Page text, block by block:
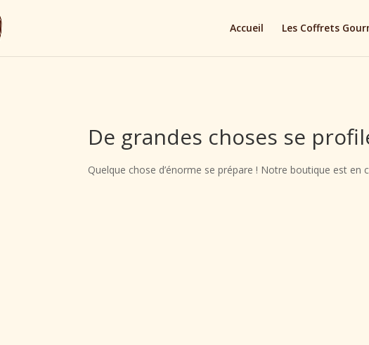
Accueil Les Coffrets
De grandes choses se
Quelque chose d’énorme se prépare ! Notre boutique est en